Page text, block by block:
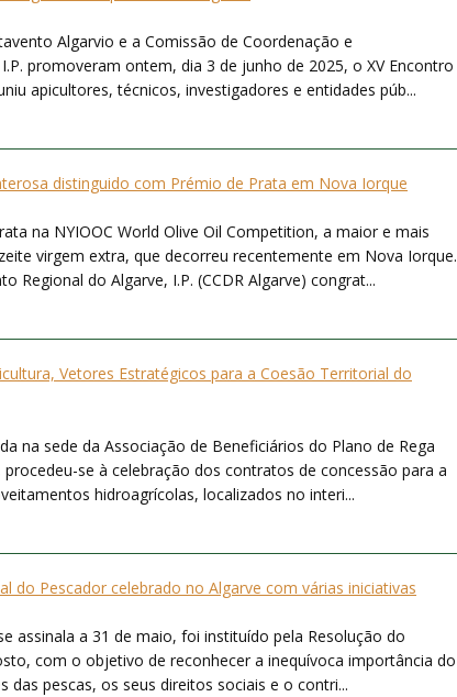
Algarvio e a Comissão de Coordenação e
promoveram ontem, dia 3 de junho de 2025, o XV Encontro
apicultores, técnicos, investigadores e entidades púb...
distinguido com Prémio de Prata em Nova Iorque
na NYIOOC World Olive Oil Competition, a maior e mais
virgem extra, que decorreu recentemente em Nova Iorque.
Regional do Algarve, I.P. (CCDR Algarve) congrat...
Vetores Estratégicos para a Coesão Territorial do
na sede da Associação de Beneficiários do Plano de Rega
se à celebração dos contratos de concessão para a
hidroagrícolas, localizados no interi...
do Pescador celebrado no Algarve com várias iniciativas
assinala a 31 de maio, foi instituído pela Resolução do
com o objetivo de reconhecer a inequívoca importância do
pescas, os seus direitos sociais e o contri...